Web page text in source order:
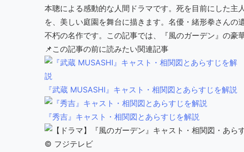
本聰による感動的な人間ドラマです。死を目前にした
を、美しい庭園を舞台に描きます。名優・緒形拳さん
不朽の名作です。この記事では、『風のガーデン』の豪
📌 この記事の前に読みたい関連記事
『武蔵 MUSASHI』キャスト・相関図とあらすじを解説
『秀吉』キャスト・相関図とあらすじを解説
©︎ フジテレビ